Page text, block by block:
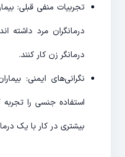
تجربیات منفی قبلی:
درمانگران مرد داشته
درمانگر زن کار کنند.
نگرانی‌های ایمنی:
استفاده جنسی را
بیشتری در کار با یک